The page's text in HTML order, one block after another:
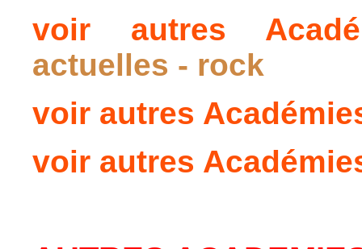
voir autres
actuelles - rock
voir autres
voir autres